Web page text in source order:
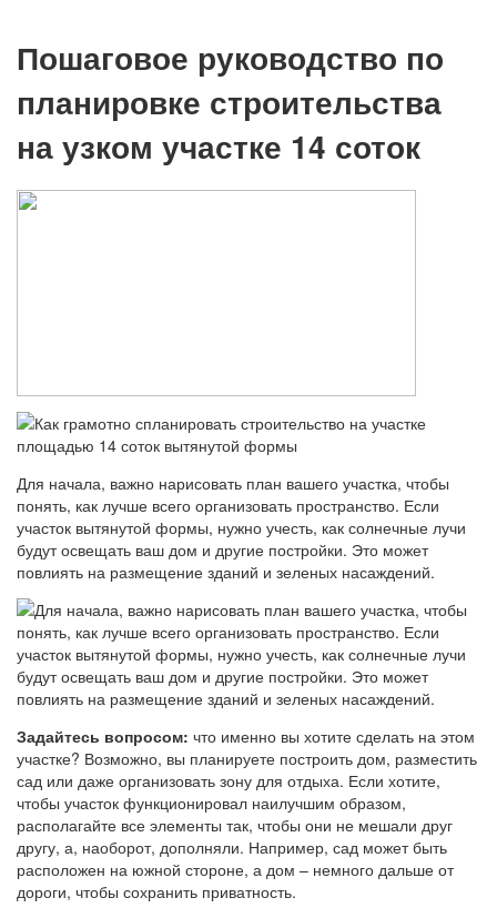
Пошаговое руководство по
планировке строительства
на узком участке 14 соток
Для начала, важно нарисовать план вашего участка, чтобы
понять, как лучше всего организовать пространство. Если
участок вытянутой формы, нужно учесть, как солнечные лучи
будут освещать ваш дом и другие постройки. Это может
повлиять на размещение зданий и зеленых насаждений.
Задайтесь вопросом: что именно вы хотите сделать на этом
участке? Возможно, вы планируете построить дом, разместить
сад или даже организовать зону для отдыха. Если хотите,
чтобы участок функционировал наилучшим образом,
располагайте все элементы так, чтобы они не мешали друг
другу, а, наоборот, дополняли. Например, сад может быть
расположен на южной стороне, а дом – немного дальше от
дороги, чтобы сохранить приватность.